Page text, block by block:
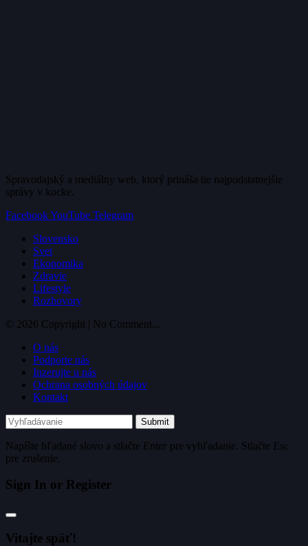
Spravodajský a mediálny web, ktorý prináša tie najpodstatnejšie
správy v kocke.
FacebookYouTube Telegram
Slovensko
Svet
Ekonomika
Zdravie
Lifestyle
Rozhovory
© 2026 Copyright | No Comment...
O nás
Podporte nás
Inzerujte u nás
Ochrana osobných údajov
Kontakt
Submit
Napíšte hľadané slovo a stlačte Enter pre vyhľadanie. Stlačte Esc
pre zrušenie.
Sign In or Register
Vitajte späť!